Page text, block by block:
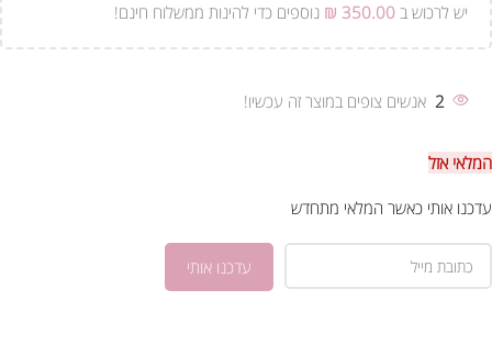
יש לרכוש ב ₪ 350.00 נוספים כדי להינות ממשלוח חינם!
2 אנשים צופים במוצר זה עכשיו!
המלאי אזל
עדכנו אותי כאשר המלאי מתחדש